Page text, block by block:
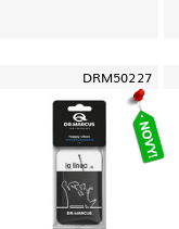
DRM50227